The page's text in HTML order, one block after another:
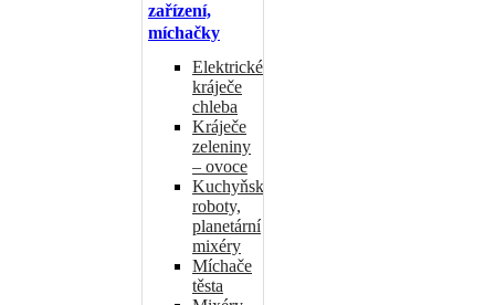
zařízení,
míchačky
Elektrické
kráječe
chleba
Kráječe
zeleniny
– ovoce
Kuchyňské
roboty,
planetární
mixéry
Míchače
těsta